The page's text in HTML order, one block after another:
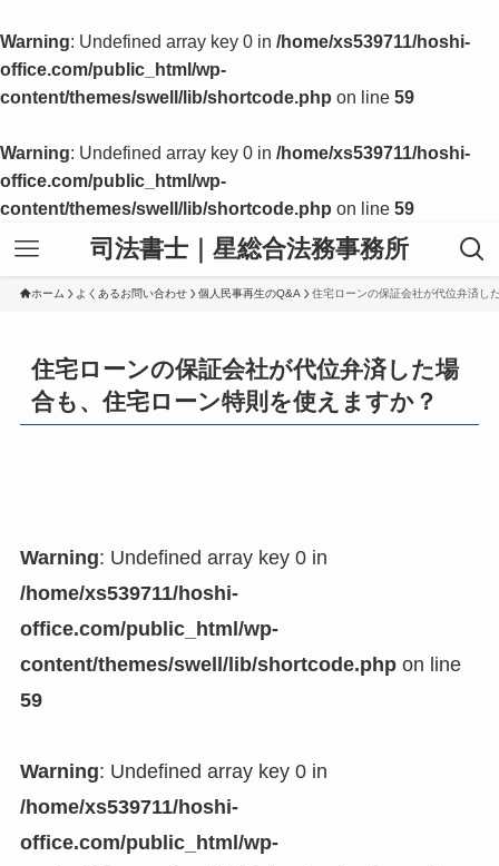
Warning: Undefined array key 0 in /home/xs539711/hoshi-
office.com/public_html/wp-
content/themes/swell/lib/shortcode.php on line 59
Warning: Undefined array key 0 in /home/xs539711/hoshi-
office.com/public_html/wp-
content/themes/swell/lib/shortcode.php on line 59
司法書士｜星総合法務事務所
ホーム よくあるお問い合わせ 個人民事再生のQ&A 住宅ローンの保証会社が代位弁済し
住宅ローンの保証会社が代位弁済した場
合も、住宅ローン特則を使えますか？
Warning: Undefined array key 0 in
/home/xs539711/hoshi-
office.com/public_html/wp-
content/themes/swell/lib/shortcode.phpon line
59
Warning: Undefined array key 0 in
/home/xs539711/hoshi-
office.com/public_html/wp-